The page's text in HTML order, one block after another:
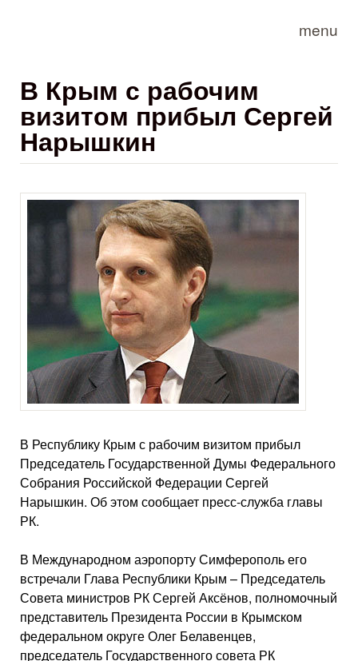
menu
В Крым с рабочим
визитом прибыл Сергей
Нарышкин
В Республику Крым с рабочим визитом прибыл
Председатель Государственной Думы Федерального
Собрания Российской Федерации Сергей
Нарышкин. Об этом сообщает пресс-служба главы
РК.
В Международном аэропорту Симферополь его
встречали Глава Республики Крым – Председатель
Совета министров РК Сергей Аксёнов, полномочный
представитель Президента России в Крымском
федеральном округе Олег Белавенцев,
председатель Государственного совета РК